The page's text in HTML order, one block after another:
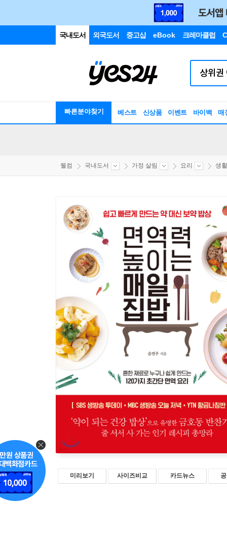
국내도서 외국도서 중고샵 eBook 크레마클럽
빠른분야찾기 베스트 신상품 이벤트 바이백 매
웰컴 국내도서 가정 살림 요리 생
미리보기 사이즈비교 카드뉴스